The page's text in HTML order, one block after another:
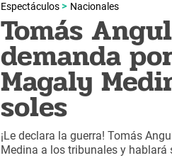
Espectáculos Nacionales
Tomás
demanda
Magaly
soles
¡Le declara la guerra! Tomás
Medina a los tribunales y hablará